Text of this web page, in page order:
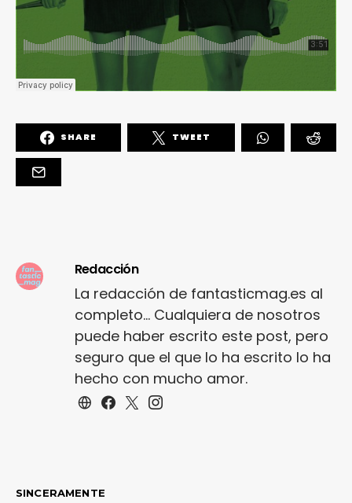
SHARE TWEET
Redacción
La redacción de fantasticmag.es al
completo... Cualquiera de nosotros
puede haber escrito este post, pero
seguro que el que lo ha escrito lo ha
hecho con mucho amor.
SINCERAMENTE